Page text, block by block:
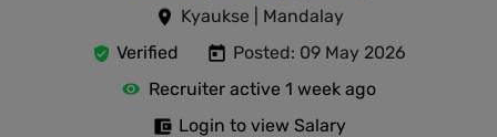
Kyaukse | Mandalay
Verified
Posted: 09 May 2026
Recruiter active 1 week ago
Login to view Salary